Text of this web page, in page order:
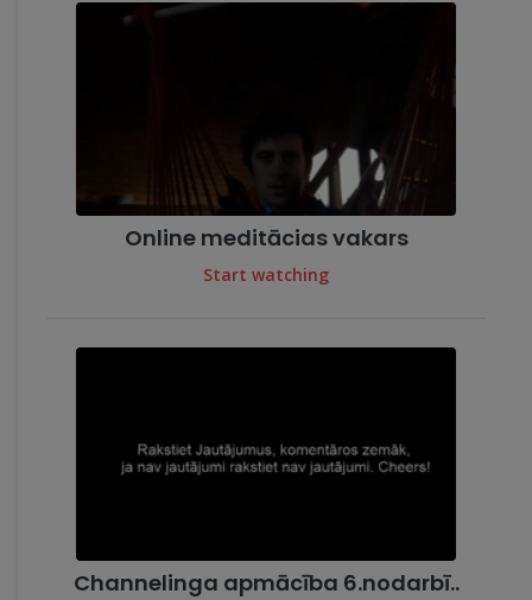
Online meditācias vakars
Start watching
Channelinga apmācība 6.nodarbī..